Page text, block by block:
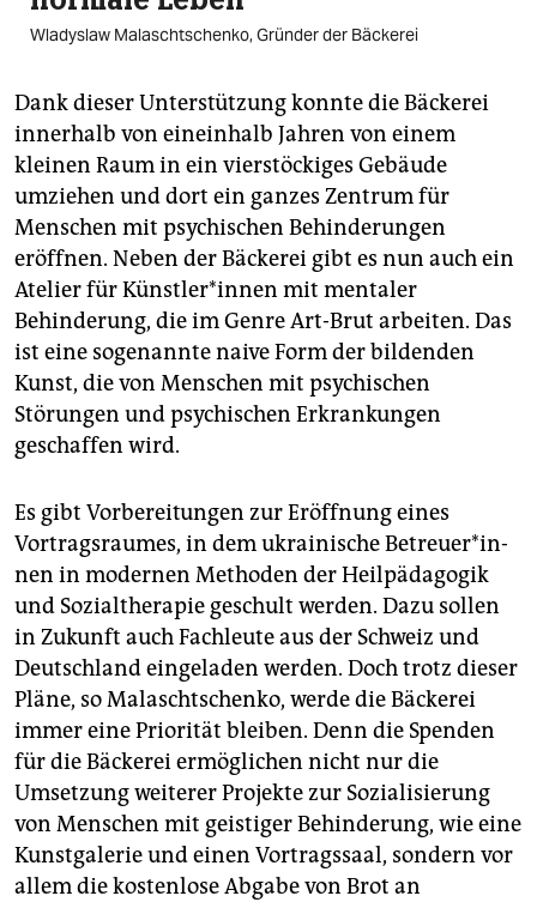
Wladyslaw Malaschtschenko, Gründer der Bäckerei
Dank dieser Unterstützung konnte die Bäckerei
innerhalb von eineinhalb Jahren von einem
kleinen Raum in ein vierstöckiges Gebäude
umziehen und dort ein ganzes Zentrum für
Menschen mit psychischen Behinderungen
eröffnen. Neben der Bäckerei gibt es nun auch ein
Atelier für Künst­le­r*in­nen mit mentaler
Behinderung, die im Genre Art-Brut arbeiten. Das
ist eine sogenannte naive Form der bildenden
Kunst, die von Menschen mit psychischen
Störungen und psychischen Erkrankungen
geschaffen wird.
Es gibt Vorbereitungen zur Eröffnung eines
Vortragsraumes, in dem ukrainische Be­treue­r*in­
nen in modernen Methoden der Heilpädagogik
und Sozialtherapie geschult werden. Dazu sollen
in Zukunft auch Fachleute aus der Schweiz und
Deutschland eingeladen werden. Doch trotz dieser
Pläne, so Malaschtschenko, werde die Bäckerei
immer eine Priorität bleiben. Denn die Spenden
für die Bäckerei ermöglichen nicht nur die
Umsetzung weiterer Projekte zur Sozialisierung
von Menschen mit geistiger Behinderung, wie eine
Kunstgalerie und einen Vortragssaal, sondern vor
allem die kostenlose Abgabe von Brot an